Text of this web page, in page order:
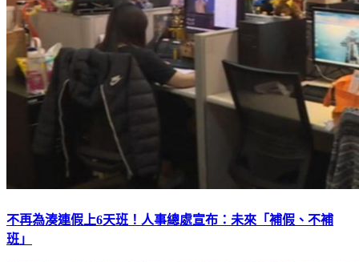
不再為湊連假上6天班！人事總處宣布：未來「補假、不補
班」